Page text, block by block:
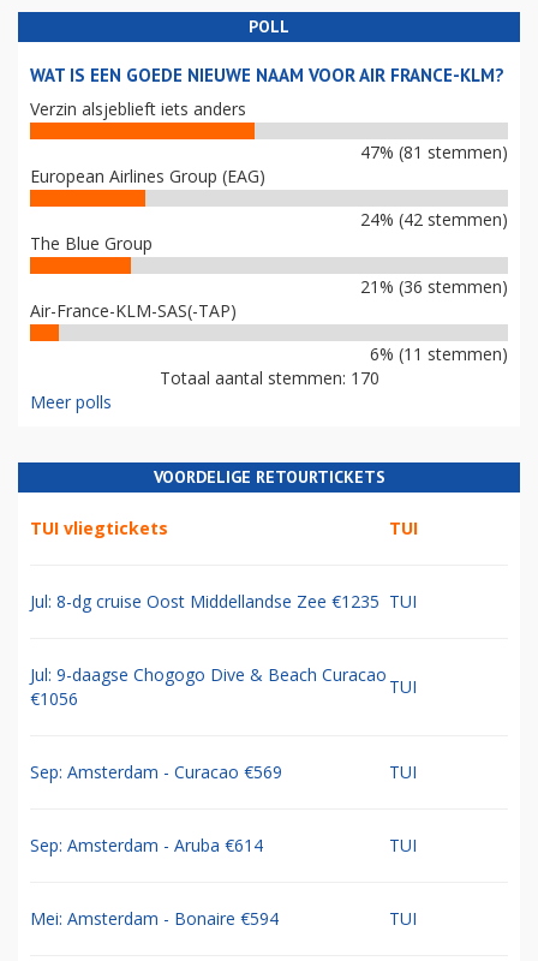
POLL
WAT IS EEN GOEDE NIEUWE NAAM VOOR AIR FRANCE-KLM?
Verzin alsjeblieft iets anders
47% (81 stemmen)
European Airlines Group (EAG)
24% (42 stemmen)
The Blue Group
21% (36 stemmen)
Air-France-KLM-SAS(-TAP)
6% (11 stemmen)
Totaal aantal stemmen: 170
Meer polls
VOORDELIGE RETOURTICKETS
TUI vliegtickets TUI
Jul: 8-dg cruise Oost Middellandse Zee €1235 TUI
Jul: 9-daagse Chogogo Dive & Beach Curacao
€1056
TUI
Sep: Amsterdam - Curacao €569 TUI
Sep: Amsterdam - Aruba €614 TUI
Mei: Amsterdam - Bonaire €594 TUI